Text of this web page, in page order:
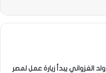
ولد الغزواني يبدأ زيارة عمل لمصر